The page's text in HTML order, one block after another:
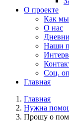
О проекте
Как мы
О нас
Наши
Соц.
Главная
Главная
Нужна
Прошу о